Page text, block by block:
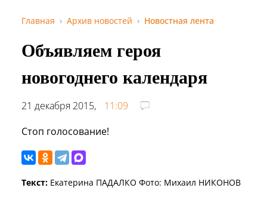
Главная Архив новостей Новостная лента
Объявляем героя
новогоднего календаря
21 декабря 2015,
11:09
Стоп голосование!
Текст: Екатерина ПАДАЛКО Фото: Михаил НИКОНОВ